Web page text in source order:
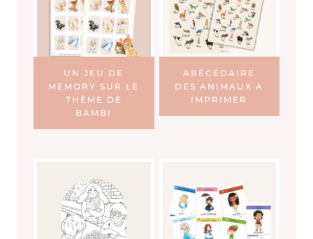
UN JEU DE
MEMORY SUR LE
THÈME DE
BAMBI
ABÉCÉDAIRE
DES ANIMAUX À
IMPRIMER